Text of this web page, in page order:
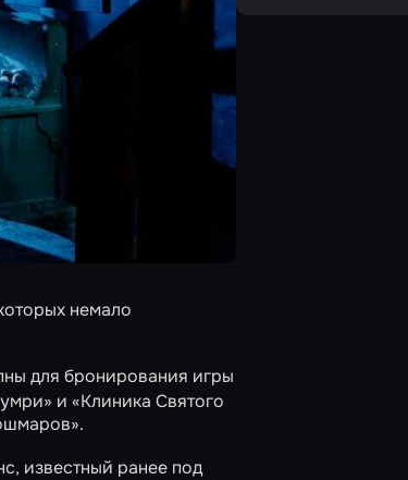
немало
для бронирования игры
и «Клиника Святого
.
известный ранее под